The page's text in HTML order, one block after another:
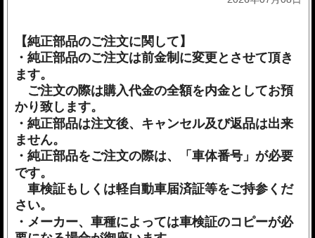
【純正部品のご注文に関して】
・純正部品のご注文は前金制に変更とさせて頂き
ます。
ご注文の際は購入代金の全額を内金としてお預
かり致します。
・純正部品は注文後、キャンセル及び返品は出来
ません。
・純正部品をご注文の際は、「車体番号」が必要
です。
車検証もしくは軽自動車届済証等をご持参くだ
さい。
・メーカー、車種によっては車検証のコピーが必